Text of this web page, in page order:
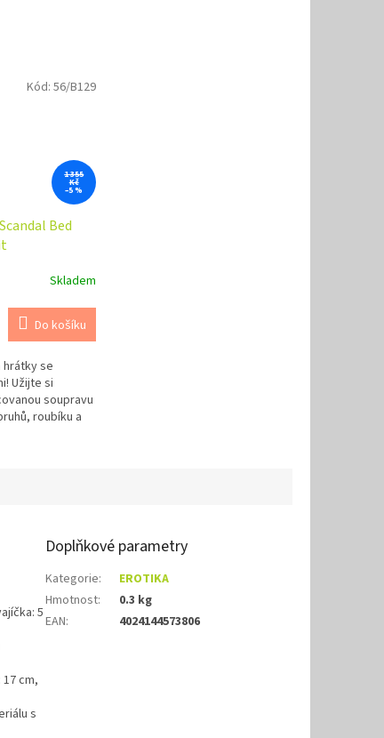
1 355
Kč
–5 %
Bed
Skladem
Do košíku
hrátky se
Užijte si
soupravu
roubíku a
Kód:56/B129
5
cm,
s
Doplňkové parametry
Kategorie:
EROTIKA
Hmotnost:
0.3 kg
EAN: 4024144573806